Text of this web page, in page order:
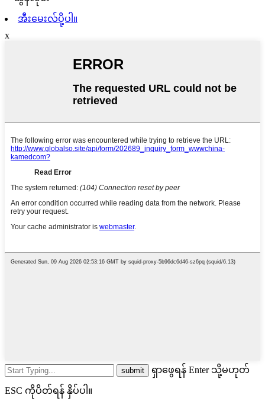
အီးမေးလ်ပို့ပါ။
x
ရှာဖွေရန် Enter သို့မဟုတ်
ESC ကိုပိတ်ရန် နှိပ်ပါ။